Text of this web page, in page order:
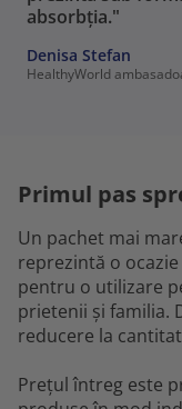
absorbția."
Denisa Stefan
HealthyWorld
Primul pas
Un pachet mai
reprezintă o
pentru o utilizare
prietenii și familia.
reducere la
Prețul întreg este